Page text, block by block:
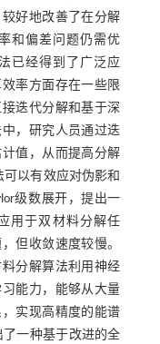
好地改善了在分解
和偏差问题仍需优
已经得到了广泛应
率方面存在一些限
迭代分解和基于深
，研究人员通过迭
值，从而提高分解
可以有效应对伪影和
级数展开，提出一
用于双材料分解任
但收敛速度较慢。
分解算法利用神经
能力，能够从大量
实现高精度的能谱
了一种基于改进的全